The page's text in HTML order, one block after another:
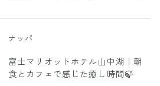
ナッパ
富士マリオットホテル山中湖｜朝
食とカフェで感じた癒し時間🍃